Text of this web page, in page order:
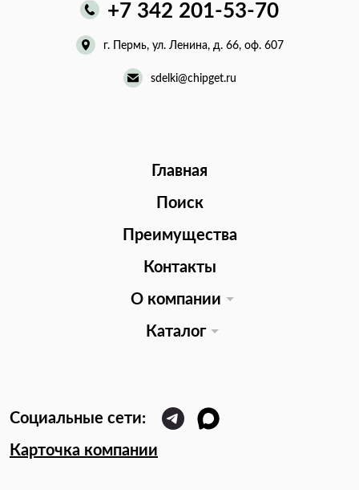
+7 342 201-53-70
г. Пермь, ул. Ленина, д. 66, оф. 607
sdelki@chipget.ru
Главная
Поиск
Преимущества
Контакты
О компании
Каталог
Карточка компании